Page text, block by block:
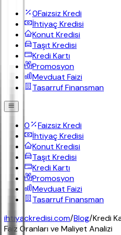
0Faizsiz Kredi
İhtiyaç Kredisi
Konut Kredisi
Taşıt Kredisi
Kredi Kartı
Promosyon
Mevduat Faizi
Tasarruf Finansman
0
Faizsiz Kredi
İhtiyaç Kredisi
Konut Kredisi
Taşıt Kredisi
Kredi Kartı
Promosyon
Mevduat Faizi
Tasarruf Finansman
ihtiyackredisi.com/Blog/Kredi
Faiz Oranları ve Maliyet Analizi